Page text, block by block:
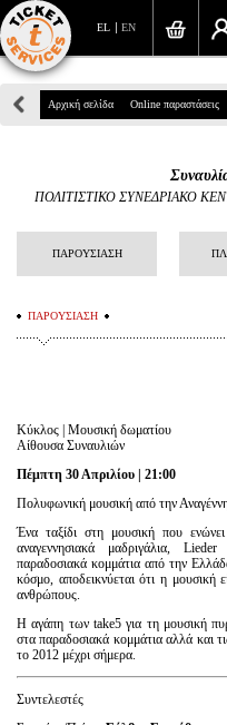
EN
EL
Αναζήτηση
Σύνδεση/
Είσοδος
Αρχική σελίδα Online παραστάσεις
ΠΟΛΙΤΙΣΤΙΚΟ ΣΥΝΕΔΡΙΑΚΟ
ΠΑΡΟΥΣΙΑΣΗ
ΠΑΡΟΥΣΙΑΣΗ
Κύκλος | Μουσική δωματίου
Αίθουσα Συναυλιών
Πέμπτη 30 Απριλίου | 21:00
Πολυφωνική μουσική από την
Ένα ταξίδι στη μουσική που
αναγεννησιακά μαδριγάλια,
παραδοσιακά κομμάτια από την
κόσμο, αποδεικνύεται ότι η μουσική
ανθρώπους.
Η αγάπη των take5 για τη μουσική
στα παραδοσιακά κομμάτια αλλά και
το 2012 μέχρι σήμερα.
Συντελεστές